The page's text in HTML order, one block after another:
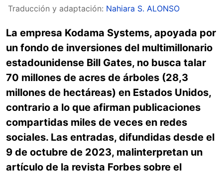
Traducción y adaptación: Nahiara S. ALONSO
La empresa Kodama Systems, apoyada por
un fondo de inversiones del multimillonario
estadounidense Bill Gates, no busca talar
70 millones de acres de árboles (28,3
millones de hectáreas) en Estados Unidos,
contrario a lo que afirman publicaciones
compartidas miles de veces en redes
sociales. Las entradas, difundidas desde el
9 de octubre de 2023, malinterpretan un
artículo de la revista Forbes sobre el